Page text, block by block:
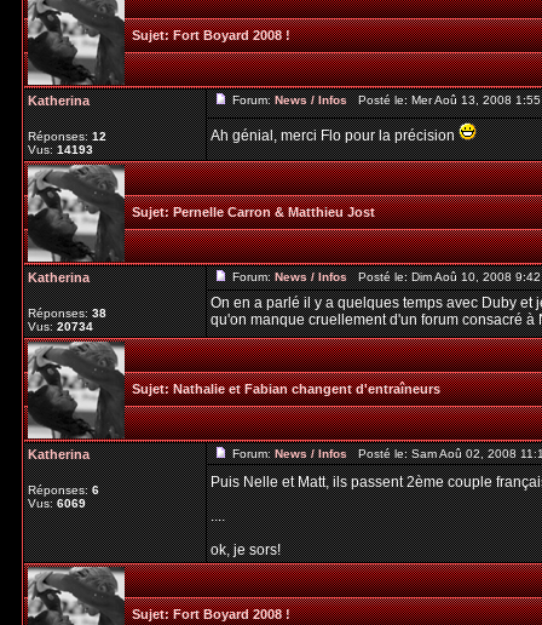
Sujet:Fort Boyard 2008 !
Katherina
Réponses:12
Vus:14193
Forum:News / InfosPosté le: Mer Aoû 13, 2008
Ah génial, merci Flo pour la précision
Sujet:Pernelle Carron & Matthieu Jost
Katherina
Réponses:38
Vus:20734
Forum:News / InfosPosté le: Dim Aoû 10, 2008
On en a parlé il y a quelques temps avec Duby
qu'on manque cruellement d'un forum consacré à
Sujet:Nathalie et Fabian changent d'entraîneurs
Katherina
Réponses:6
Vus:6069
Forum:News / InfosPosté le: Sam Aoû 02, 2008
Puis Nelle et Matt, ils passent 2ème couple
....
ok, je sors!
Sujet:Fort Boyard 2008 !